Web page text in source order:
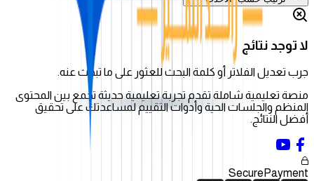
لا توجد نتائج
جرب تعديل الفلاتر أو كلمة البحث للعثور على ما تبحث عنه.
منصة تعليمية شاملة تقدم تجربة تعليمية حديثة تجمع بين المحتوى
المنظم والجلسات الحية وأدوات التقييم لمساعدتك على تحقيق
أفضل النتائج.
Secure Payment